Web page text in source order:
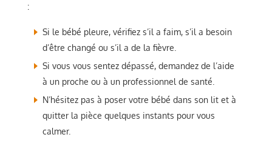
:
Si le bébé pleure, vérifiez s’il a faim, s’il a besoin
d’être changé ou s’il a de la fièvre.
Si vous vous sentez dépassé, demandez de l’aide
à un proche ou à un professionnel de santé.
N’hésitez pas à poser votre bébé dans son lit et à
quitter la pièce quelques instants pour vous
calmer.